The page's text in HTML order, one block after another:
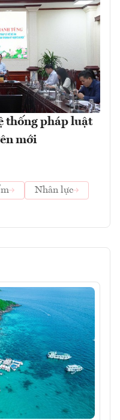
thống pháp luật
mới
Nhân lực